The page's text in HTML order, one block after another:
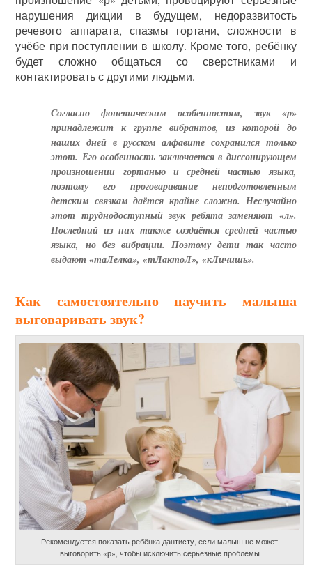
нарушения дикции в будущем, недоразвитость
речевого аппарата, спазмы гортани, сложности в
учёбе при поступлении в школу. Кроме того, ребёнку
будет сложно общаться со сверстниками и
контактировать с другими людьми.
Согласно фонетическим особенностям, звук «р»
принадлежит к группе вибрантов, из которой до
наших дней в русском алфавите сохранился только
этот. Его особенность заключается в диссонирующем
произношении гортанью и средней частью языка,
поэтому его проговаривание неподготовленным
детским связкам даётся крайне сложно. Неслучайно
этот труднодоступный звук ребята заменяют «л».
Последний из них также создаётся средней частью
языка, но без вибрации. Поэтому дети так часто
выдают «таЛелка», «тЛактоЛ», «кЛичишь».
Как самостоятельно научить малыша
выговаривать звук?
Рекомендуется показать ребёнка дантисту, если малыш не может
выговорить «р», чтобы исключить серьёзные проблемы